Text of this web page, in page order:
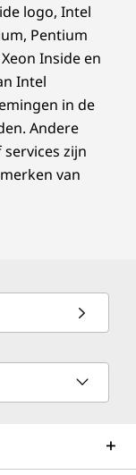
logo, Intel
Pentium
Inside en
Intel
in de
Andere
zijn
van